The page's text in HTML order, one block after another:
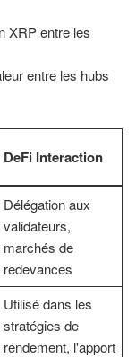
XRP entre les
entre les hubs
DeFi Interaction
Délégation aux
validateurs,
marchés de
redevances
Utilisé dans les
stratégies de
rendement, l'apport